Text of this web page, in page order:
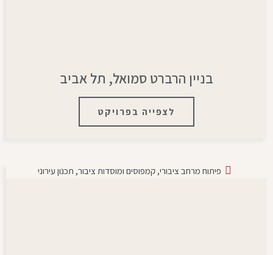
בניין הרברט סמואל, תל אביב
לצפייה בפרויקט
פיתוח מרחב ציבורי, קמפוסים ומוסדות ציבור, תכנון עירוני